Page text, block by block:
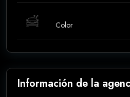
Color
Información de la